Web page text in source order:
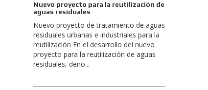
Nuevo proyecto para la reutilización de
aguas residuales
Nuevo proyecto de tratamiento de aguas
residuales urbanas e industriales para la
reutilización En el desarrollo del nuevo
proyecto para la reutilización de aguas
residuales, deno...